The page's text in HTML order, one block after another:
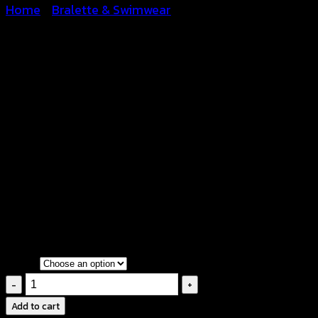
Home Bralette & Swimwear
Fringe
Crochet
Add to cart